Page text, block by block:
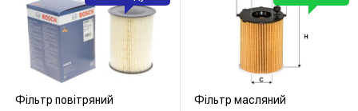
Фільтр повітряний Фільтр масляний